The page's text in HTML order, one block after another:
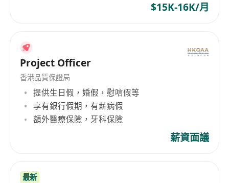
$15K-16K/月
Project Officer
香港品質保證局
提供生日假，婚假，慰唁假等
享有銀行假期，有薪病假
額外醫療保險，牙科保險
薪資面議
最新